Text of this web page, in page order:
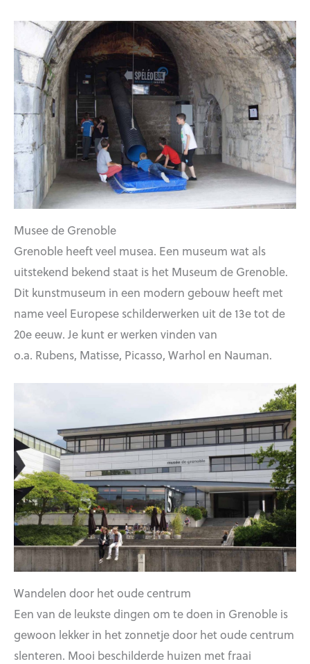
Musee de Grenoble
Grenoble heeft veel musea. Een museum wat als
uitstekend bekend staat is het Museum de Grenoble.
Dit kunstmuseum in een modern gebouw heeft met
name veel Europese schilderwerken uit de 13e tot de
20e eeuw. Je kunt er werken vinden van
o.a. Rubens, Matisse, Picasso, Warhol en Nauman.
Wandelen door het oude centrum
Een van de leukste dingen om te doen in Grenoble is
gewoon lekker in het zonnetje door het oude centrum
slenteren. Mooi beschilderde huizen met fraai